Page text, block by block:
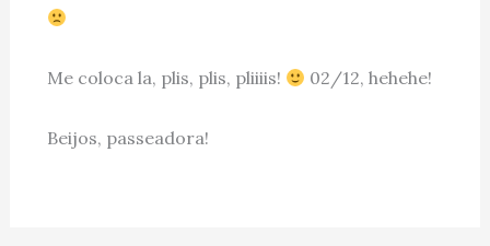
Me coloca la, plis, plis, pliiiis! 02/12, hehehe!
Beijos, passeadora!